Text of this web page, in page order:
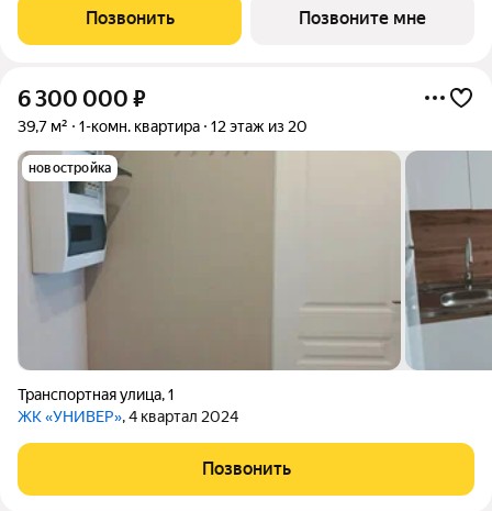
ипoтечным прогрaммaм. Прямая продажа от застройщика ГК
«Новая». Преимущества:
Позвонить Позвоните мне
6 300 000 ₽
39,7 м² 1-комн. квартира 12 этаж из 20
новостройка
Транспортная улица,1
ЖК «УНИВЕР», 4 квартал 2024
Позвонить